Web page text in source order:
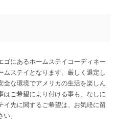
ゴにあるホームステイコーディネー
ムステイとなります。厳しく選定し
全な環境でアメリカの生活を楽しん
はご希望により付ける事も、なしに
イ先に関するご希望は、お気軽に留
。